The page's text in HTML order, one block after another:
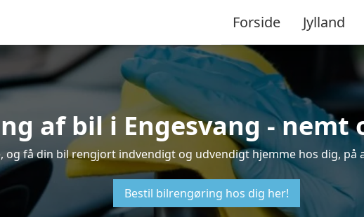
Forside Jylland
af bil i Engesvang - nemt
og få din bil rengjort indvendigt og udvendigt hjemme hos dig,
Bestil bilrengøring hos dig her!